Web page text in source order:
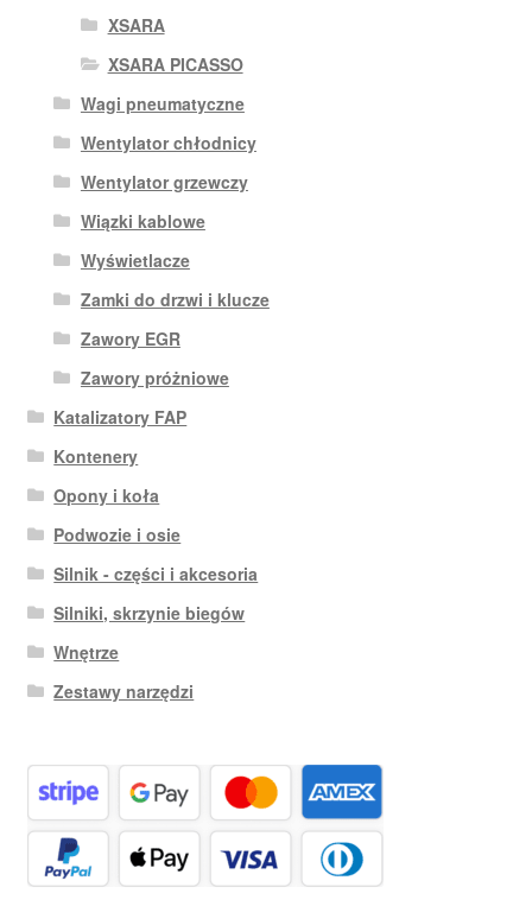
XSARA
XSARA PICASSO
Wagi pneumatyczne
Wentylator chłodnicy
Wentylator grzewczy
Wiązki kablowe
Wyświetlacze
Zamki do drzwi i klucze
Zawory EGR
Zawory próżniowe
Katalizatory FAP
Kontenery
Opony i koła
Podwozie i osie
Silnik - części i akcesoria
Silniki, skrzynie biegów
Wnętrze
Zestawy narzędzi